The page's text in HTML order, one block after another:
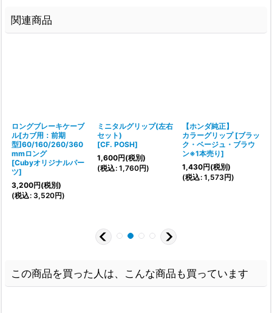
関連商品
ロングブレーキケーブ
ル[カブ用：前期
型]60/160/260/360
mmロング
[Cubyオリジナルパー
ツ]
3,200円(税別)
(税込: 3,520円)
ミニタルグリップ(左右
セット)
[CF. POSH]
1,600円(税別)
(税込: 1,760円)
【ホンダ純正】
カラーグリップ [ブラッ
ク・ベージュ・ブラウ
ン※1本売り]
1,430円(税別)
(税込: 1,573円)
この商品を買った人は、こんな商品も買っています